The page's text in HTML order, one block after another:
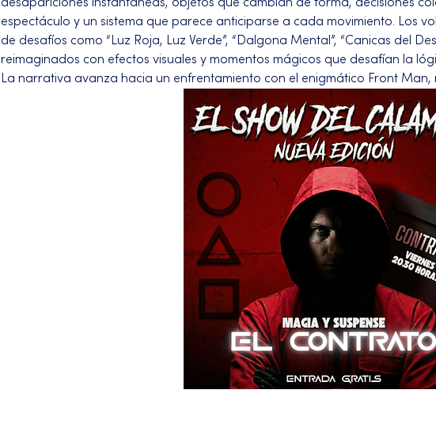
desapariciones instantáneas, objetos que cambian de forma, decisiones
espectáculo y un sistema que parece anticiparse a cada movimiento. Los
de desafíos como “Luz Roja, Luz Verde”, “Dalgona Mental”, “Canicas del
reimaginados con efectos visuales y momentos mágicos que desafían la
La narrativa avanza hacia un enfrentamiento con el enigmático Front Man,